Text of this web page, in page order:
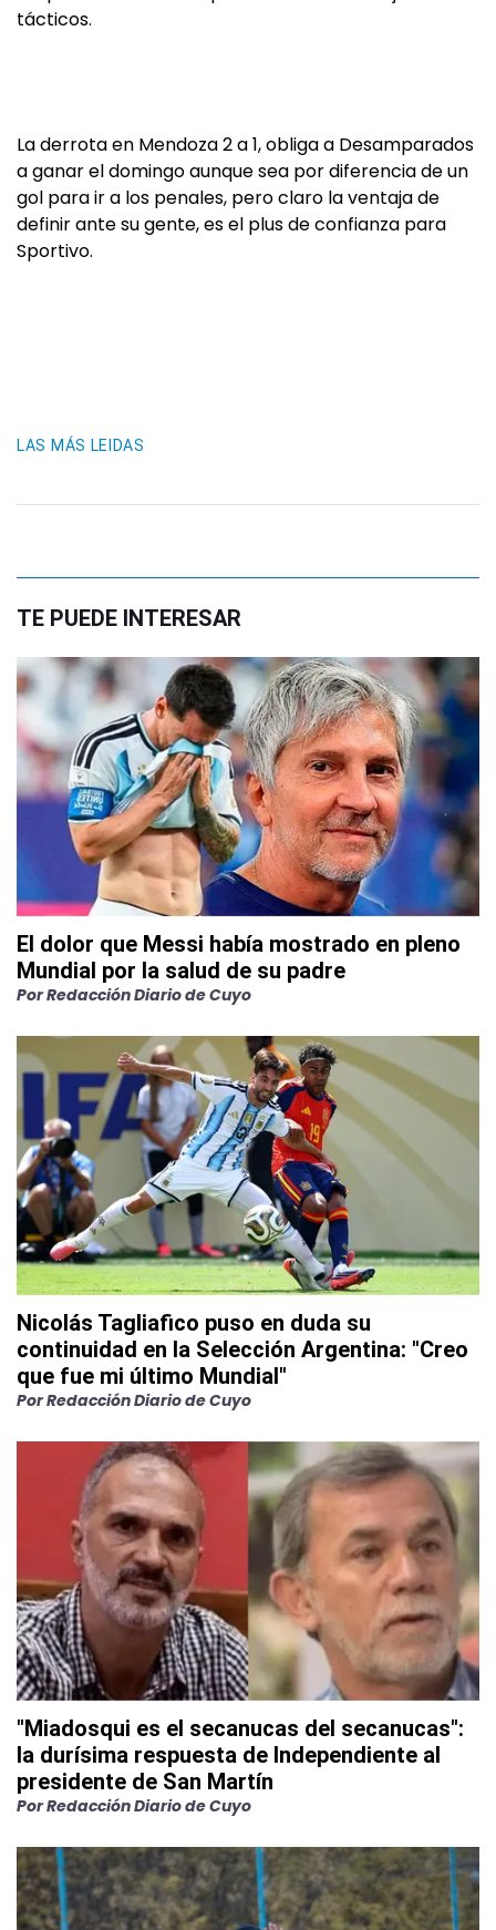
tácticos.
La derrota en Mendoza 2 a 1, obliga a Desamparados
a ganar el domingo aunque sea por diferencia de un
gol para ir a los penales, pero claro la ventaja de
definir ante su gente, es el plus de confianza para
Sportivo.
LAS MÁS LEIDAS
TE PUEDE INTERESAR
El dolor que Messi había mostrado en pleno
Mundial por la salud de su padre
PorRedacción Diario de Cuyo
Nicolás Tagliafico puso en duda su
continuidad en la Selección Argentina: "Creo
que fue mi último Mundial"
PorRedacción Diario de Cuyo
"Miadosqui es el secanucas del secanucas":
la durísima respuesta de Independiente al
presidente de San Martín
PorRedacción Diario de Cuyo